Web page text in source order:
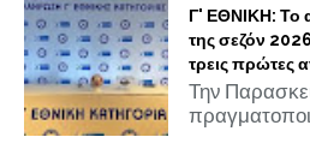
Γ' ΕΘΝΙΚΗ: Το
της σεζόν
τρεις πρώτες
Την